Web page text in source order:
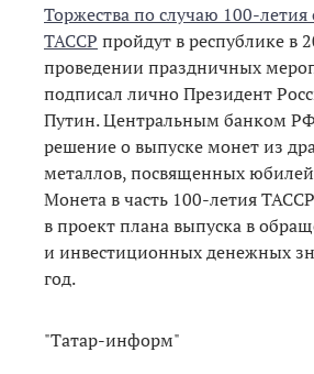
Торжества по случаю 100-летия
ТАССР пройдут в республике в
проведении праздничных
подписал лично Президент
Путин. Центральным банком
решение о выпуске монет из
металлов, посвященных
Монета в часть 100-летия
в проект плана выпуска в
и инвестиционных денежных
год.
"Татар-информ"